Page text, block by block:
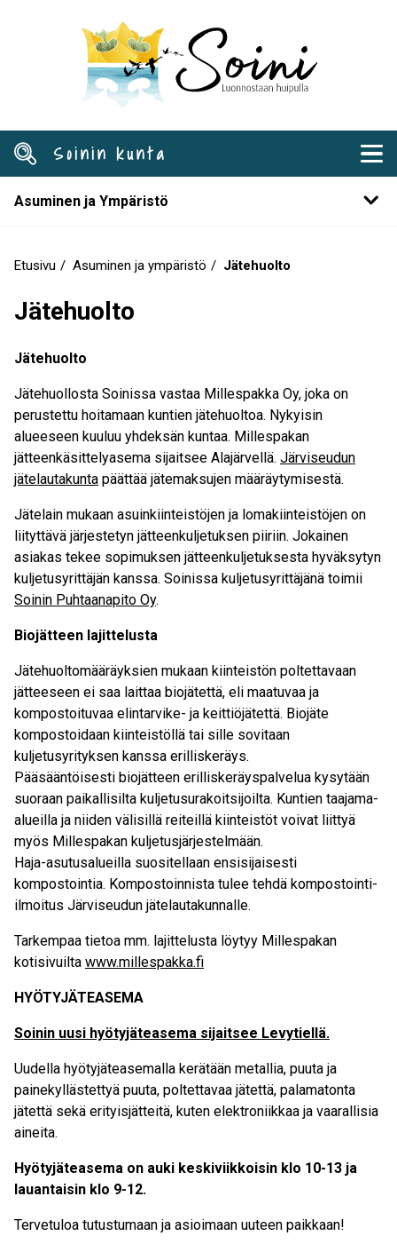
Soinin kunta
Asuminen ja Ympäristö
Etusivu Asuminen ja ympäristö Jätehuolto
Jätehuolto
Jätehuolto
Jätehuollosta Soinissa vastaa Millespakka Oy, joka on
perustettu hoitamaan kuntien jätehuoltoa. Nykyisin
alueeseen kuuluu yhdeksän kuntaa. Millespakan
jätteenkäsittelyasema sijaitsee Alajärvellä. Järviseudun
jätelautakunta päättää jätemaksujen määräytymisestä.
Jätelain mukaan asuinkiinteistöjen ja lomakiinteistöjen on
liityttävä järjestetyn jätteenkuljetuksen piiriin. Jokainen
asiakas tekee sopimuksen jätteenkuljetuksesta hyväksytyn
kuljetusyrittäjän kanssa. Soinissa kuljetusyrittäjänä toimii
Soinin Puhtaanapito Oy.
Biojätteen lajittelusta
Jätehuoltomääräyksien mukaan kiinteistön poltettavaan
jätteeseen ei saa laittaa biojätettä, eli maatuvaa ja
kompostoituvaa elintarvike- ja keittiöjätettä. Biojäte
kompostoidaan kiinteistöllä tai sille sovitaan
kuljetusyrityksen kanssa erilliskeräys.
Pääsääntöisesti biojätteen erilliskeräyspalvelua kysytään
suoraan paikallisilta kuljetusurakoitsijoilta. Kuntien taajama-
alueilla ja niiden välisillä reiteillä kiinteistöt voivat liittyä
myös Millespakan kuljetusjärjestelmään.
Haja-asutusalueilla suositellaan ensisijaisesti
kompostointia. Kompostoinnista tulee tehdä kompostointi-
ilmoitus Järviseudun jätelautakunnalle.
Tarkempaa tietoa mm. lajittelusta löytyy Millespakan
kotisivuilta www.millespakka.fi
HYÖTYJÄTEASEMA
Soinin uusi hyötyjäteasema sijaitsee Levytiellä.
Uudella hyötyjäteasemalla kerätään metallia, puuta ja
painekyllästettyä puuta, poltettavaa jätettä, palamatonta
jätettä sekä erityisjätteitä, kuten elektroniikkaa ja vaarallisia
aineita.
Hyötyjäteasema on auki keskiviikkoisin klo 10-13 ja
lauantaisin klo 9-12.
Tervetuloa tutustumaan ja asioimaan uuteen paikkaan!